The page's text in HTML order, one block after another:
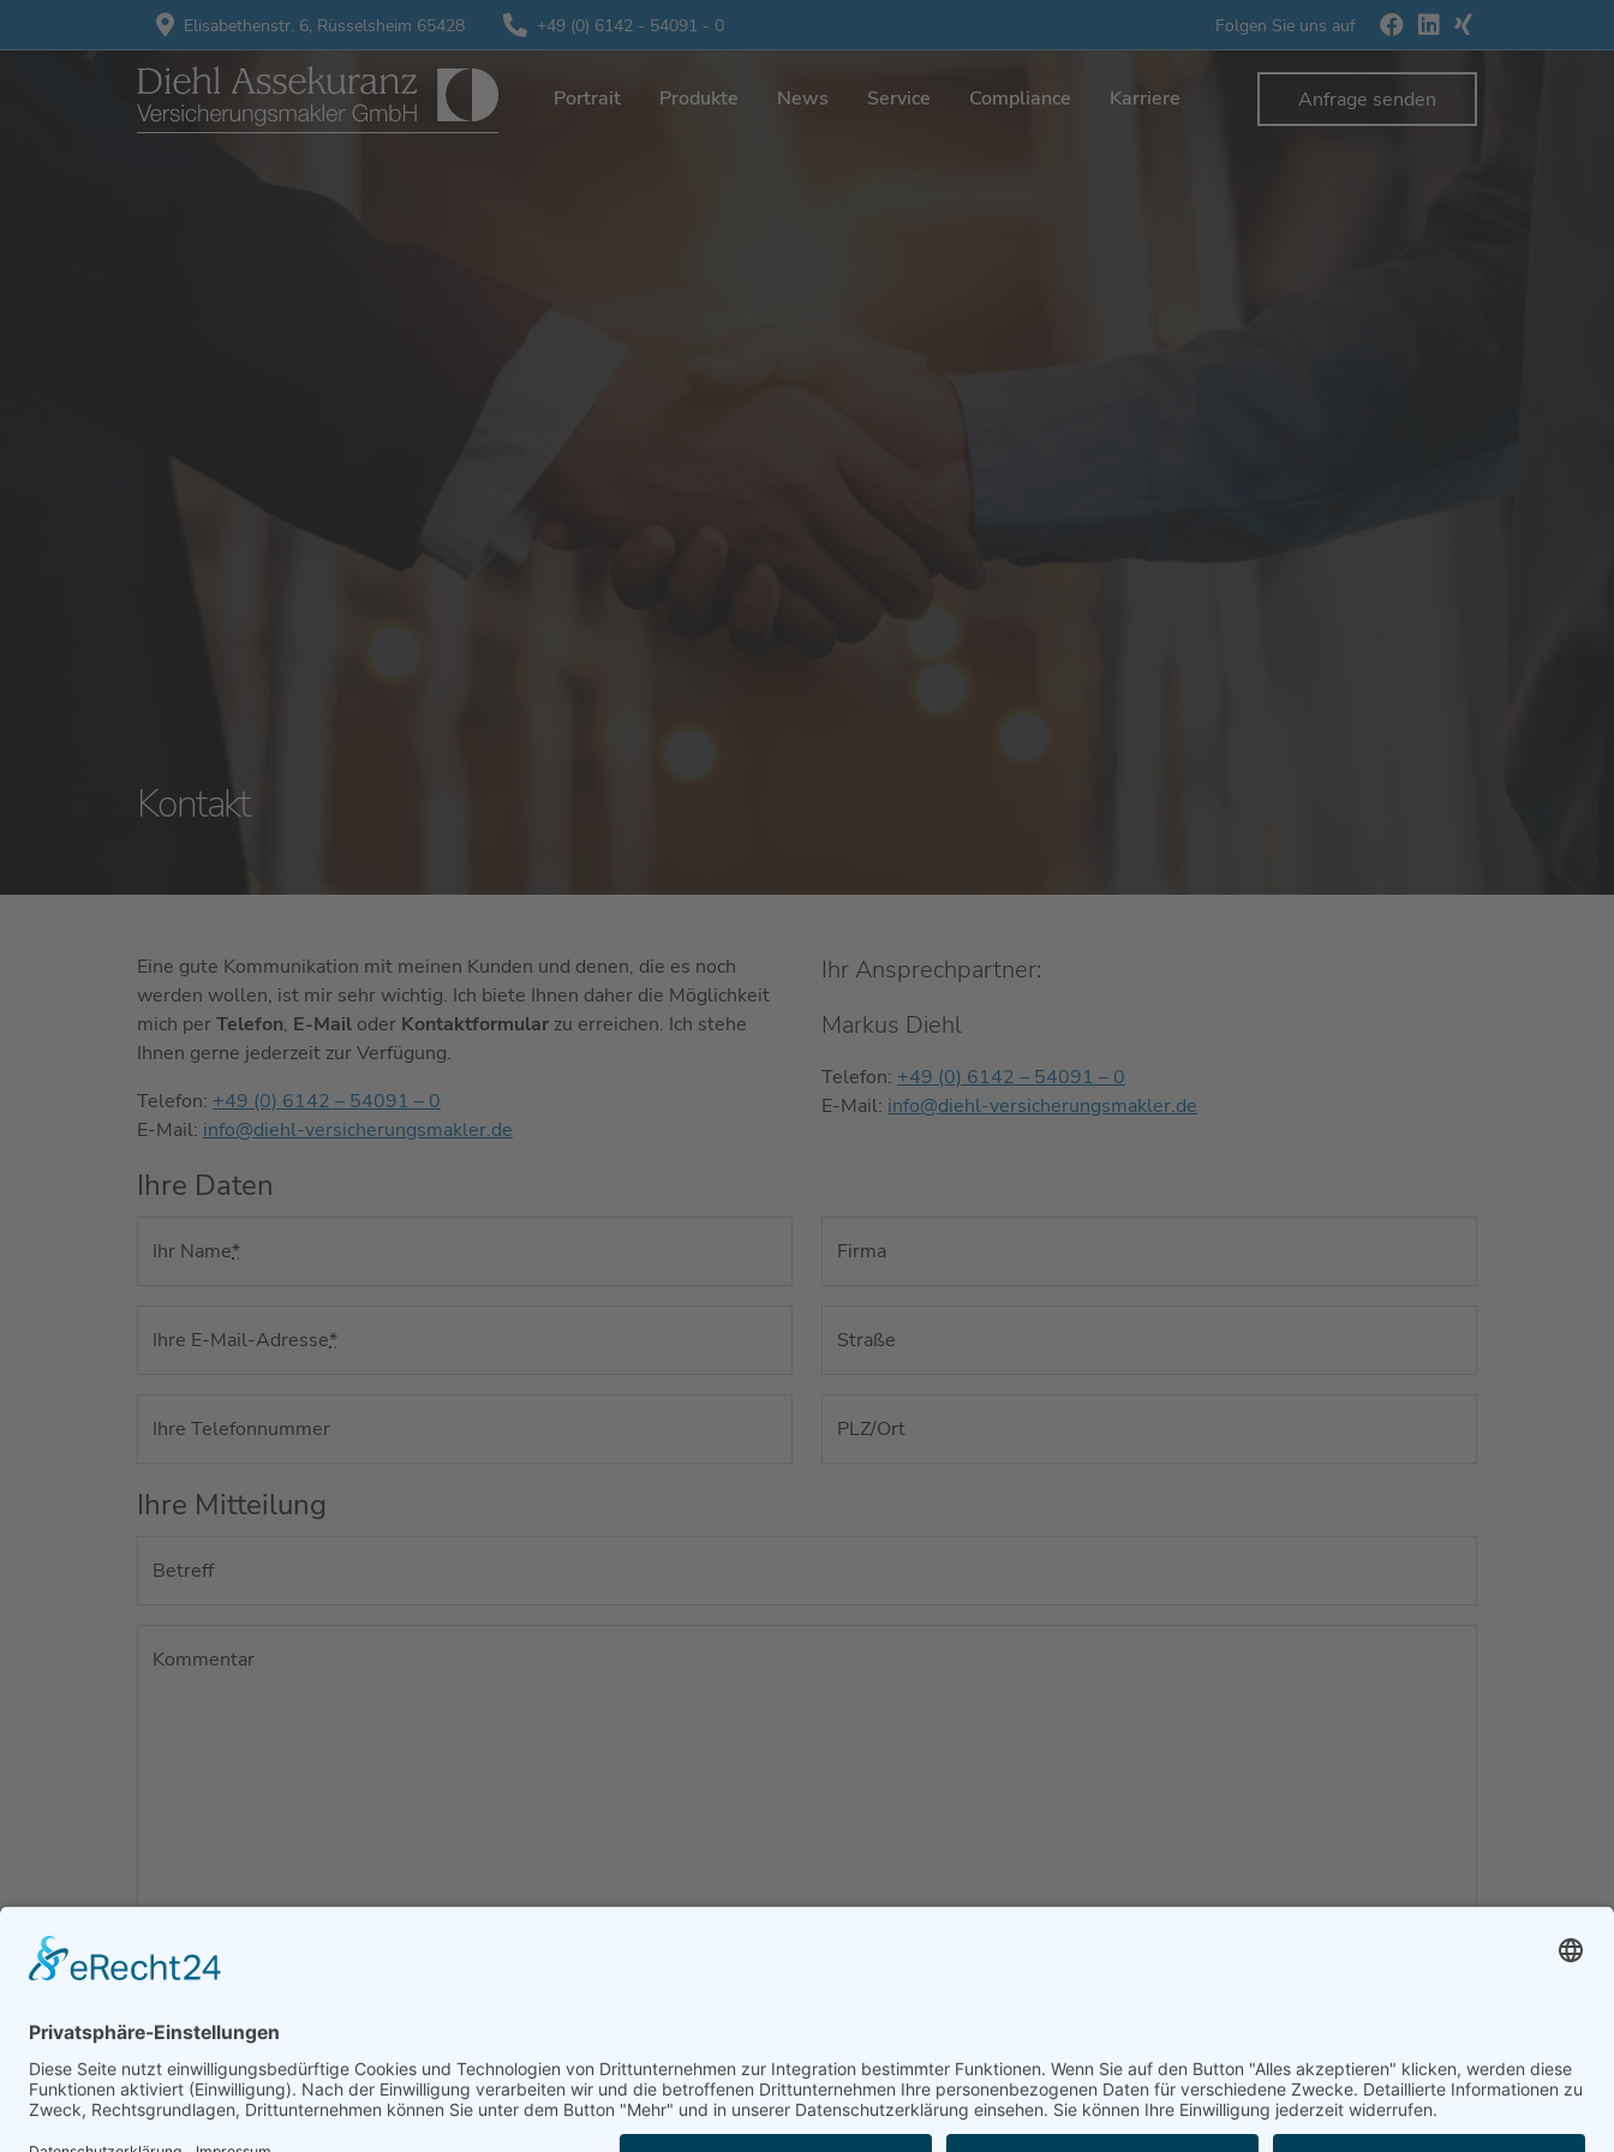
Elisabethenstr. 6, Rüsselsheim 65428 +49 (0) 6142 - 54091 - 0 Folgen Sie uns auf
Portrait Produkte News Service Compliance Karriere Anfrage senden
Kontakt
Eine gute Kommunikation mit meinen Kunden und denen, die es noch
werden wollen, ist mir sehr wichtig. Ich biete Ihnen daher die Möglichkeit
mich perTelefon, E-Mail oder Kontaktformular zu erreichen. Ich stehe
Ihnen gerne jederzeit zur Verfügung.
Telefon: +49 (0) 6142 – 54091 – 0
E-Mail: info@diehl-versicherungsmakler.de
Ihr Ansprechpartner:
Markus Diehl
Telefon: +49 (0) 6142 – 54091 – 0
E-Mail: info@diehl-versicherungsmakler.de
Ihre Daten
Ihr Name*
Ihre E-Mail-Adresse*
Ihre Telefonnummer
Firma
Straße
PLZ/Ort
Ihre Mitteilung
Betreff
Kommentar
Mit dem Absenden des Kontaktformulars, erkläre ich mich damit einverstanden, dass meine hier eingegebenen personenbezogenen Daten elektronisch
erhoben und gespeichert werden. Meine Daten werden nur zum Zweck der Beantwortung meiner Anfrage verwendet. DieDatenschutzhinweise habe ich
zur Kenntnis genommen und ich bin damit einverstanden.
Hinweis: Diese Einwilligung können Sie jederzeit mit Wirkung für die Zukunft widerrufen, indem Sie eine E-Mail an info@diehl-versicherungsmakler.de